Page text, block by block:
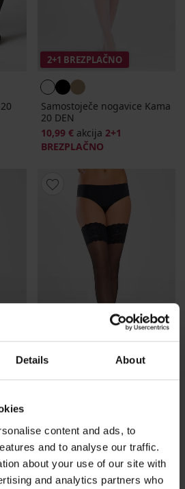
Details About
content and ads, to
and to analyse our traffic.
about your use of our site with
and analytics partners who
2+1 BREZPLAČNO
Samostoječe nogavice Kama
20 DEN
10,99 € akcija 2+1
BREZPLAČNO
2+1 BREZPLAČNO
10,99 €akcija 2+1
BREZPLAČNO